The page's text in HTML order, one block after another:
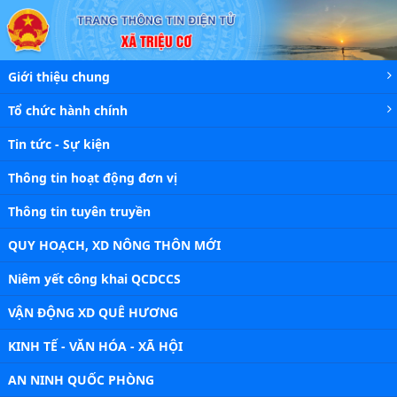
Chi tiết tin - Xã Triệu Cơ
Giới thiệu chung
Tổ chức hành chính
Tin tức - Sự kiện
Thông tin hoạt động đơn vị
Thông tin tuyên truyền
QUY HOẠCH, XD NÔNG THÔN MỚI
Niêm yết công khai QCDCCS
VẬN ĐỘNG XD QUÊ HƯƠNG
KINH TẾ - VĂN HÓA - XÃ HỘI
AN NINH QUỐC PHÒNG